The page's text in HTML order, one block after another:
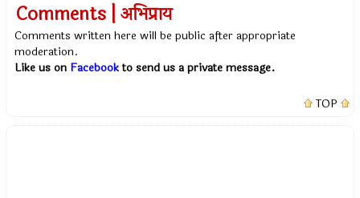
Comments | अभिप्राय
Comments written here will be public after appropriate
moderation.
Like us on Facebookto send us a private message.
TOP